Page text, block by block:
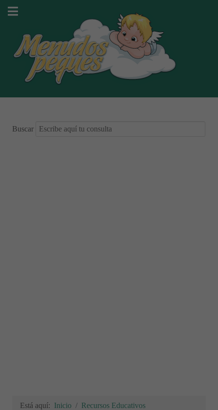
Buscar
Está aquí: Inicio
Recursos Educativos